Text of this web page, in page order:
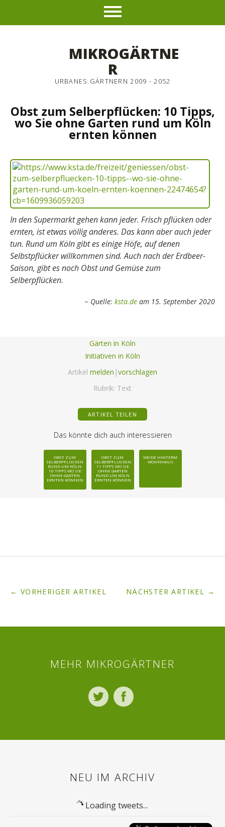
MIKROGÄRTNE
R
URBANES GÄRTNERN 2009 - 2052
Obst zum Selberpflücken: 10 Tipps,
wo Sie ohne Garten rund um Köln
ernten können
In den Supermarkt gehen kann jeder. Frisch pflücken oder
ernten, ist etwas völlig anderes. Das kann aber auch jeder
tun. Rund um Köln gibt es einige Höfe, auf denen
Selbstpflücker willkommen sind. Auch nach der Erdbeer-
Saison, gibt es noch Obst und Gemüse zum
Selberpflücken.
Quelle: ksta.de am 15. September 2020
Gärten in Köln
Initiativen in Köln
Artikel melden |vorschlagen
Rubrik: Text
ARTIKEL TEILEN
Das könnte dich auch interessieren
OBST ZUM
SELBERPFLÜCKEN
RUND UM KÖLN:
10 TIPPS WO SIE
OHNE GARTEN
ERNTEN KÖNNEN
OBST ZUM
SELBERPFLÜCKEN:
11 TIPPS WO SIE
OHNE GARTEN
RUND UM KÖLN
ERNTEN KÖNNEN
WEIDE HINTERM
WOHNHAUS
NÄCHSTER ARTIKEL →
← VORHERIGER ARTIKEL
MEHR MIKROGÄRTNER
Twitter
NEU IM ARCHIV
Loading tweets...